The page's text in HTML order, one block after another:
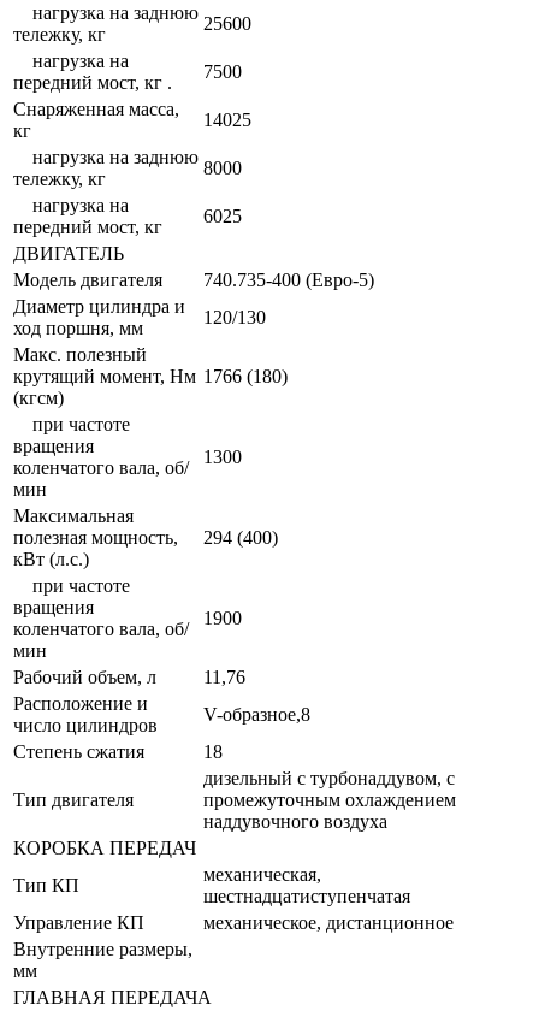
нагрузка на заднюю
тележку, кг
25600
нагрузка на
передний мост, кг .
7500
Снаряженная масса,
кг
14025
нагрузка на заднюю
тележку, кг
8000
нагрузка на
передний мост, кг
6025
ДВИГАТЕЛЬ
Модель двигателя
740.735-400 (Евро-5)
Диаметр цилиндра и
ход поршня, мм
120/130
Макс. полезный
крутящий момент, Нм
(кгсм)
1766 (180)
при частоте
вращения
коленчатого вала, об/
мин
1300
Максимальная
полезная мощность,
кВт (л.с.)
294 (400)
при частоте
вращения
коленчатого вала, об/
мин
1900
Рабочий объем, л
11,76
Расположение и
число цилиндров
V-образное,8
Степень сжатия
18
Тип двигателя
дизельный с турбонаддувом, с
промежуточным охлаждением
наддувочного воздуха
КОРОБКА ПЕРЕДАЧ
Тип КП
механическая,
шестнадцатиступенчатая
Управление КП
механическое, дистанционное
Внутренние размеры,
мм
ГЛАВНАЯ ПЕРЕДАЧА